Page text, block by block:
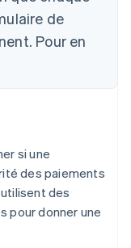
de
Pour en
si une
des paiements
des
pour donner une